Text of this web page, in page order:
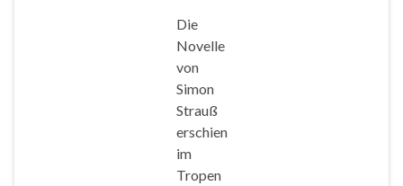
Die
Novelle
von
Simon
Strauß
erschien
im
Tropen